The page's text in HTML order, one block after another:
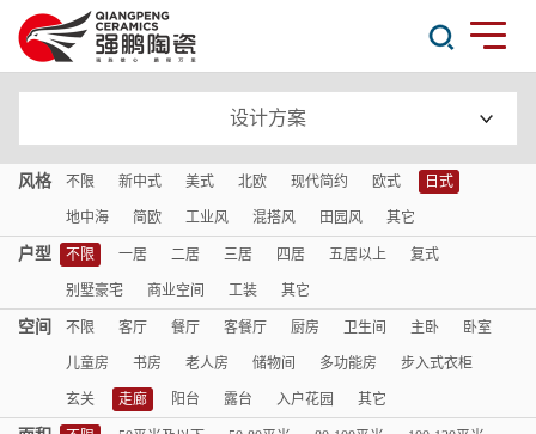
设计方案
风格 不限 新中式 美式 北欧 现代简约 欧式 日式
地中海 简欧 工业风 混搭风 田园风 其它
户型 不限 一居 二居 三居 四居 五居以上 复式
别墅豪宅 商业空间 工装 其它
空间 不限 客厅 餐厅 客餐厅 厨房 卫生间 主卧 卧室
儿童房 书房 老人房 储物间 多功能房 步入式衣柜
玄关 走廊 阳台 露台 入户花园 其它